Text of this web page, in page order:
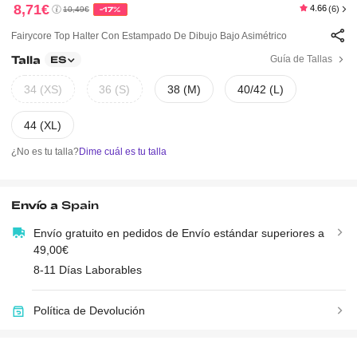
8,71€ 10,49€ -17% 4.66 (6)
Fairycore Top Halter Con Estampado De Dibujo Bajo Asimétrico
Talla ES Guía de Tallas
34 (XS) 36 (S) 38 (M) 40/42 (L)
44 (XL)
¿No es tu talla?Dime cuál es tu talla
Envío aSpain
Envío gratuito en pedidos de Envío estándar superiores a
49,00€
8-11 Días Laborables
Política de Devolución